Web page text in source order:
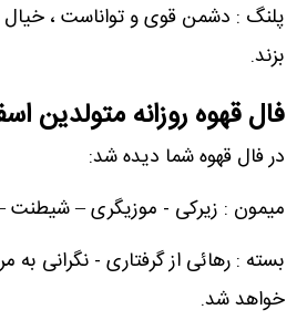
پلنگ : دشمن قوی و تواناست ، خیال
بزند.
فال قهوه روزانه متولدین
در فال قهوه شما دیده شد:
میمون : زیرکی - موزیگری –
بسته : رهائی از گرفتاری - نگرانی به
خواهد شد.